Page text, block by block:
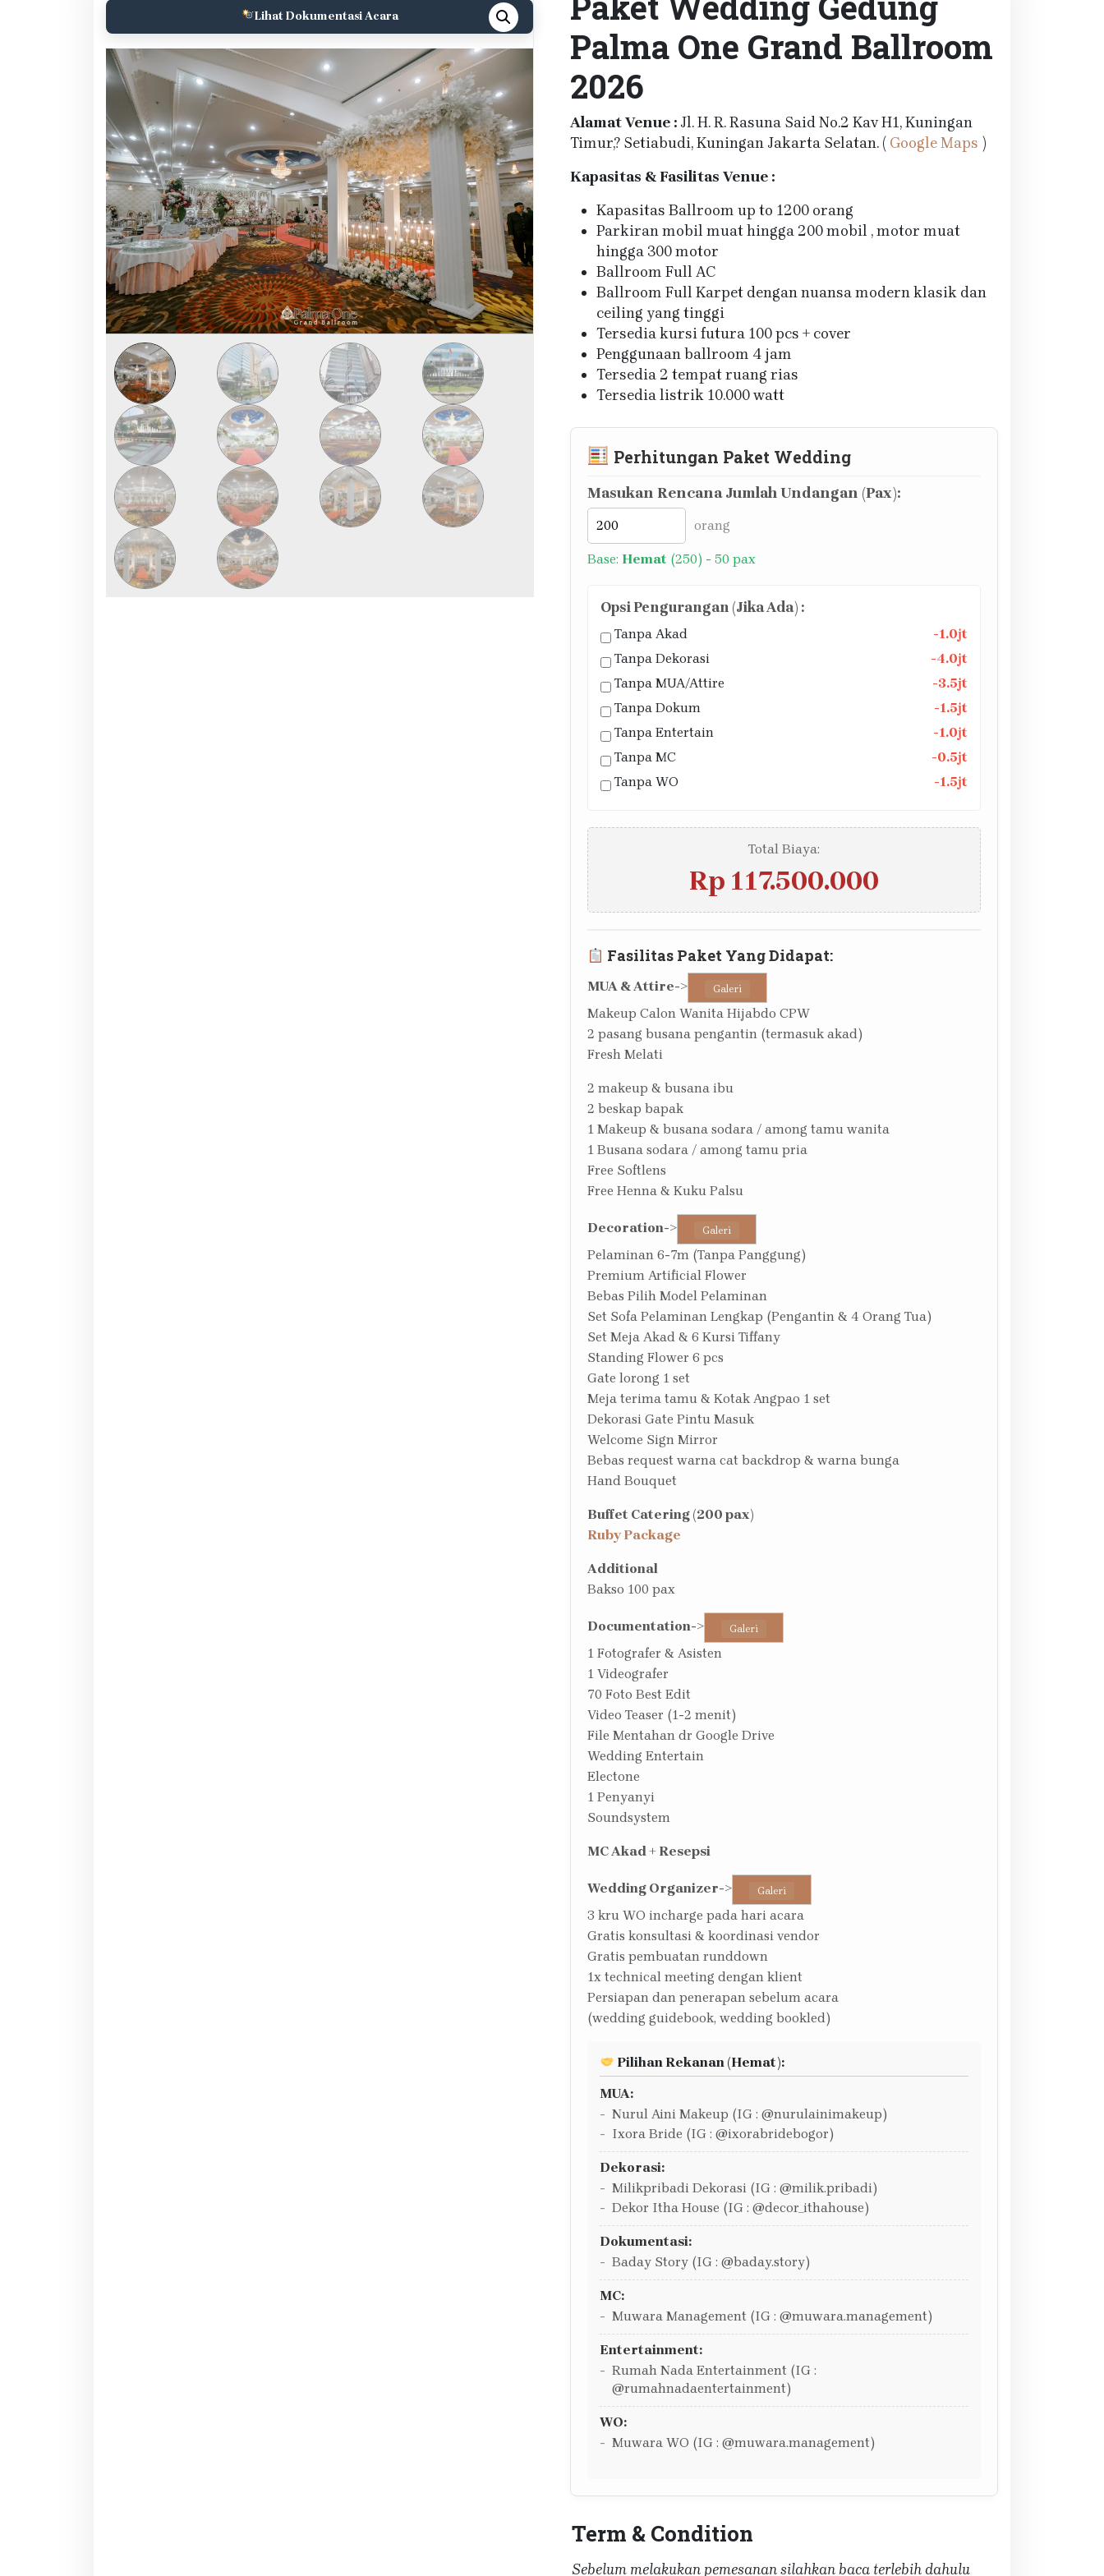
Lihat Dokumentasi Acara
Palma One Grand Ballroom
2026
Alamat Venue :Jl. H. R. Rasuna Said No.2 Kav H1, Kuningan
Timur,? Setiabudi, Kuningan Jakarta Selatan. ( Google Maps )
Kapasitas & Fasilitas Venue :
Kapasitas Ballroom up to 1200 orang
Parkiran mobil muat hingga 200 mobil , motor muat
hingga 300 motor
Ballroom Full AC
Ballroom Full Karpet dengan nuansa modern klasik dan
ceiling yang tinggi
Tersedia kursi futura 100 pcs + cover
Penggunaan ballroom 4 jam
Tersedia 2 tempat ruang rias
Tersedia listrik 10.000 watt
Perhitungan Paket Wedding
Masukan Rencana Jumlah Undangan (Pax):
orang
Base: Hemat (250) - 50 pax
Opsi Pengurangan (Jika Ada) :
Tanpa Akad
-1.0jt
Tanpa Dekorasi
-4.0jt
Tanpa MUA/Attire
-3.5jt
Tanpa Dokum
-1.5jt
Tanpa Entertain
-1.0jt
Tanpa MC
-0.5jt
Tanpa WO
-1.5jt
Total Biaya:
Rp 117.500.000
Fasilitas Paket Yang Didapat:
MUA & Attire-> Galeri
Makeup Calon Wanita Hijabdo CPW
2 pasang busana pengantin (termasuk akad)
Fresh Melati
2 makeup & busana ibu
2 beskap bapak
1 Makeup & busana sodara / among tamu wanita
1 Busana sodara / among tamu pria
Free Softlens
Free Henna & Kuku Palsu
Decoration-> Galeri
Pelaminan 6-7m (Tanpa Panggung)
Premium Artificial Flower
Bebas Pilih Model Pelaminan
Set Sofa Pelaminan Lengkap (Pengantin & 4 Orang Tua)
Set Meja Akad & 6 Kursi Tiffany
Standing Flower 6 pcs
Gate lorong 1 set
Meja terima tamu & Kotak Angpao 1 set
Dekorasi Gate Pintu Masuk
Welcome Sign Mirror
Bebas request warna cat backdrop & warna bunga
Hand Bouquet
Buffet Catering (200 pax)
Ruby Package
Additional
Bakso 100 pax
Documentation-> Galeri
1 Fotografer & Asisten
1 Videografer
70 Foto Best Edit
Video Teaser (1-2 menit)
File Mentahan dr Google Drive
Wedding Entertain
Electone
1 Penyanyi
Soundsystem
MC Akad + Resepsi
Wedding Organizer-> Galeri
3 kru WO incharge pada hari acara
Gratis konsultasi & koordinasi vendor
Gratis pembuatan runddown
1x technical meeting dengan klient
Persiapan dan penerapan sebelum acara
(wedding guidebook, wedding bookled)
Pilihan Rekanan (Hemat):
MUA:
Nurul Aini Makeup (IG : @nurulainimakeup)
Ixora Bride (IG : @ixorabridebogor)
Dekorasi:
Milikpribadi Dekorasi (IG : @milik.pribadi)
Dekor Itha House (IG : @decor_ithahouse)
Dokumentasi:
Baday Story (IG : @baday.story)
MC:
Muwara Management (IG : @muwara.management)
Entertainment:
Rumah Nada Entertainment (IG :
@rumahnadaentertainment)
WO:
Muwara WO (IG : @muwara.management)
Term & Condition
Sebelum melakukan pemesanan silahkan baca terlebih dahulu